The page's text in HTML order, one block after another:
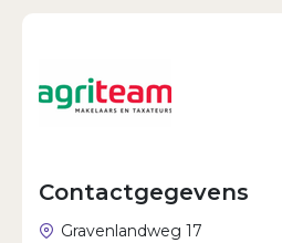
Contactgegevens
Gravenlandweg 17